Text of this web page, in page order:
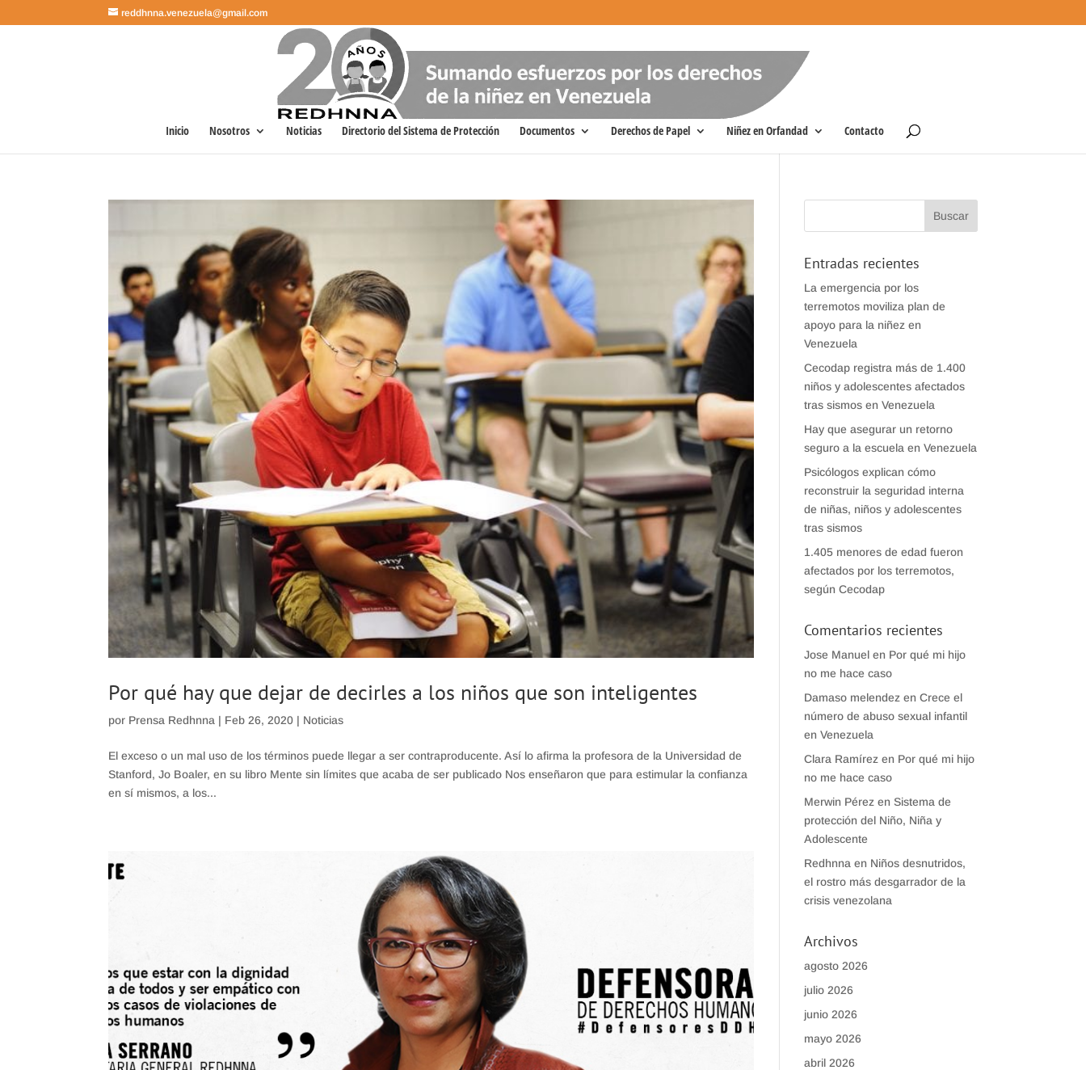
reddhnna.venezuela@gmail.com
Inicio Nosotros Noticias Directorio del Sistema de Protección Documentos Derechos de Papel Niñez en Orfandad Contacto
Por qué hay que dejar de decirles a los niños que son inteligentes
por Prensa Redhnna | Feb 26, 2020 | Noticias
El exceso o un mal uso de los términos puede llegar a ser contraproducente. Así lo afirma la profesora de la Universidad de
Stanford, Jo Boaler, en su libro Mente sin límites que acaba de ser publicado Nos enseñaron que para estimular la confianza
en sí mismos, a los...
Entradas recientes
La emergencia por los
terremotos moviliza plan de
apoyo para la niñez en
Venezuela
Cecodap registra más de 1.400
niños y adolescentes afectados
tras sismos en Venezuela
Hay que asegurar un retorno
seguro a la escuela en Venezuela
Psicólogos explican cómo
reconstruir la seguridad interna
de niñas, niños y adolescentes
tras sismos
1.405 menores de edad fueron
afectados por los terremotos,
según Cecodap
Comentarios recientes
Jose Manuelen Por qué mi hijo
no me hace caso
Damaso melendez en Crece el
número de abuso sexual infantil
en Venezuela
Clara Ramírez en Por qué mi hijo
no me hace caso
Merwin Pérez en Sistema de
protección del Niño, Niña y
Adolescente
Redhnna en Niños desnutridos,
el rostro más desgarrador de la
crisis venezolana
Archivos
agosto 2026
julio 2026
junio 2026
mayo 2026
abril 2026